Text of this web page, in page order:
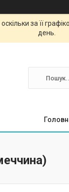
за її
день.